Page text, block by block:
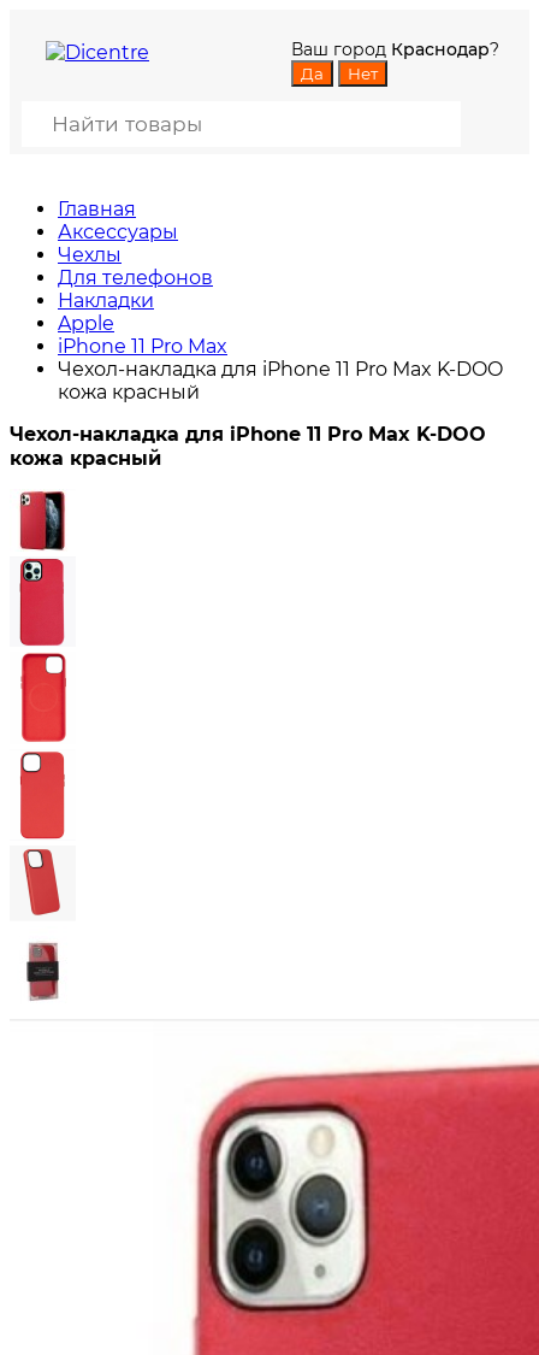
Ваш город Краснодар?
Главная
Аксессуары
Чехлы
Для телефонов
Накладки
Apple
iPhone 11 Pro Max
Чехол-накладка для iPhone 11 Pro Max K-DOO
кожа красный
Чехол-накладка для iPhone 11 Pro Max K-DOO
кожа красный